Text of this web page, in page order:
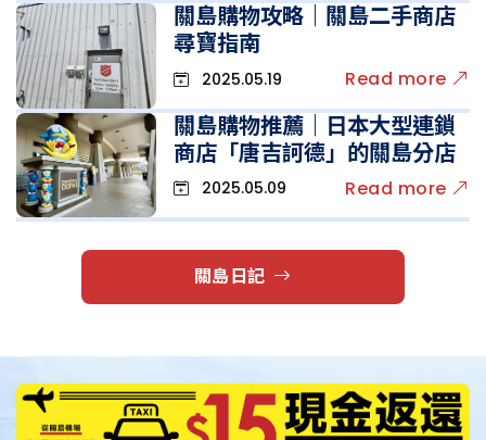
關島購物攻略｜關島二手商店
尋寶指南
2025.05.19 Read more
關島購物推薦｜日本大型連鎖
商店「唐吉訶德」的關島分店
2025.05.09 Read more
關島日記